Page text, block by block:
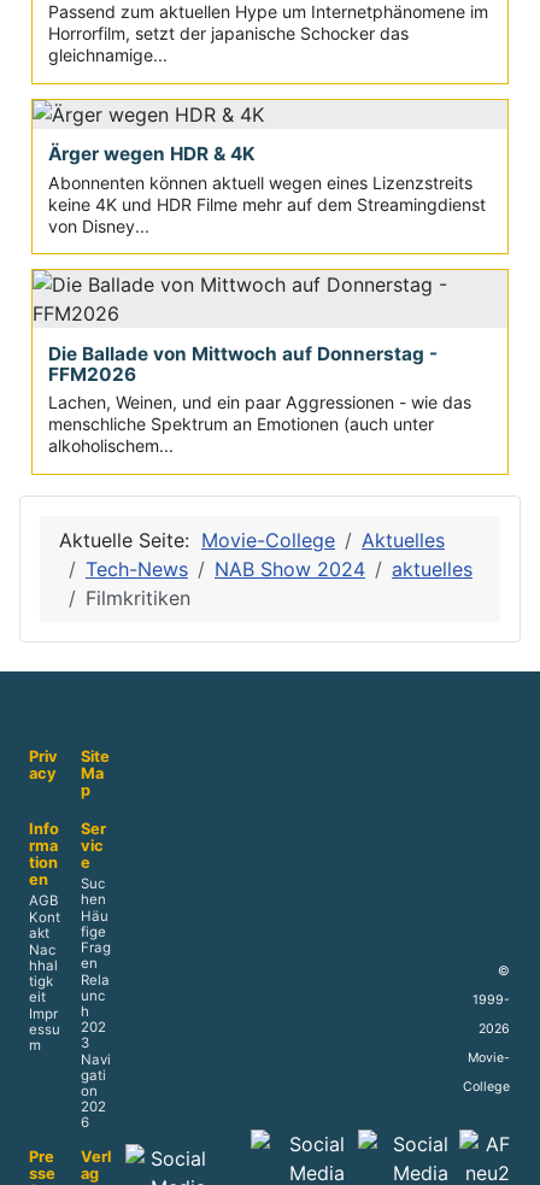
Passend zum aktuellen Hype um Internetphänomene im
Horrorfilm, setzt der japanische Schocker das
gleichnamige...
Ärger wegen HDR & 4K
Abonnenten können aktuell wegen eines Lizenzstreits
keine 4K und HDR Filme mehr auf dem Streamingdienst
von Disney...
Die Ballade von Mittwoch auf Donnerstag -
FFM2026
Lachen, Weinen, und ein paar Aggressionen - wie das
menschliche Spektrum an Emotionen (auch unter
alkoholischem...
Aktuelle Seite: Movie-College
Aktuelles
Tech-News
NAB Show 2024
aktuelles
Filmkritiken
Priv
acy
Site
Ma
p
Info
rma
tion
en
AGB
Kont
akt
Nac
hhal
tigk
eit
Impr
essu
m
Ser
vic
e
Suc
hen
Häu
fige
Frag
en
Rela
unc
h
202
3
Navi
gati
on
202
6
Pre
sse
Verl
ag
©
1999-
2026
Movie-
College